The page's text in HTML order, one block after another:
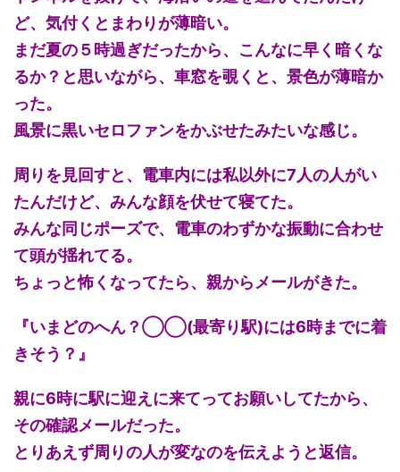
ど、気付くとまわりが薄暗い。
まだ夏の５時過ぎだったから、こんなに早く暗くな
るか？と思いながら、車窓を覗くと、景色が薄暗か
った。
風景に黒いセロファンをかぶせたみたいな感じ。
周りを見回すと、電車内には私以外に7人の人がい
たんだけど、みんな顔を伏せて寝てた。
みんな同じポーズで、電車のわずかな振動に合わせ
て頭が揺れてる。
ちょっと怖くなってたら、親からメールがきた。
『いまどのへん？◯◯(最寄り駅)には6時までに着
きそう？』
親に6時に駅に迎えに来てってお願いしてたから、
その確認メールだった。
とりあえず周りの人が変なのを伝えようと返信。